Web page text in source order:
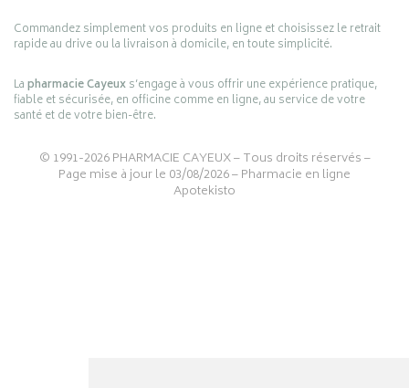
Commandez simplement vos produits en ligne et choisissez le retrait
rapide au drive ou la livraison à domicile, en toute simplicité.
Lapharmacie Cayeuxs’engage à vous offrir une expérience pratique,
fiable et sécurisée, en officine comme en ligne, au service de votre
santé et de votre bien-être.
© 1991-2026PHARMACIE CAYEUX– Tous droits réservés –
Page mise à jour le 03/08/2026 –Pharmacie en ligne
Apotekisto